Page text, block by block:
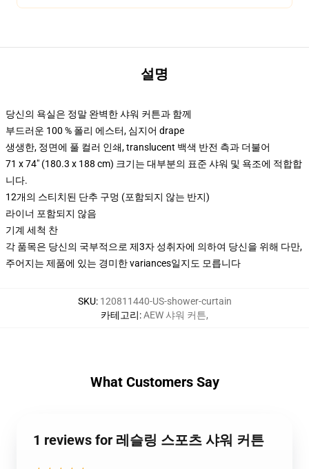
설명
당신의 욕실은 정말 완벽한 샤워 커튼과 함께
부드러운 100 % 폴리 에스터, 심지어 drape
생생한, 정면에 풀 컬러 인쇄, translucent 백색 반전 측과 더불어
71 x 74" (180.3 x 188 cm) 크기는 대부분의 표준 샤워 및 욕조에 적합합
니다.
12개의 스티치된 단추 구멍 (포함되지 않는 반지)
라이너 포함되지 않음
기계 세척 찬
각 품목은 당신의 국부적으로 제3자 성취자에 의하여 당신을 위해 다만,
주어지는 제품에 있는 경미한 variances일지도 모릅니다
SKU: 120811440-US-shower-curtain
카테고리:AEW 샤워 커튼,
What Customers Say
1 reviews for 레슬링 스포츠 샤워 커튼